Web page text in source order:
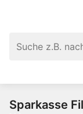
Sparkasse